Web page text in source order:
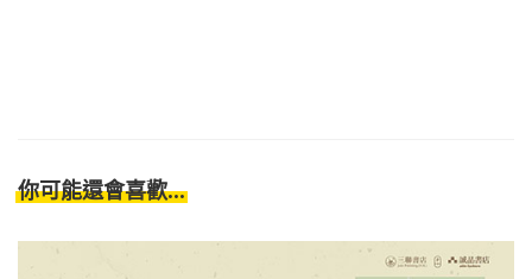
你可能還會喜歡...